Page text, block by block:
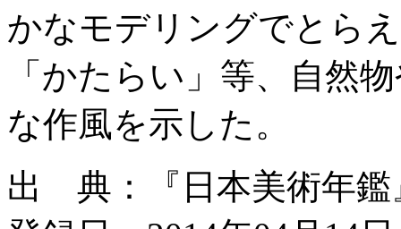
かなモデリングでとら
「かたらい」等、自然
な作風を示した。
出 典：『日本美術年鑑